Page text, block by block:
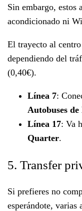
Sin embargo, estos
acondicionado ni
El trayecto al
dependiendo del
(0,40€).
Línea 7:
Autobuses
Línea 17: Va
Quarter.
5. Transfer
Si prefieres no
esperándote, varias